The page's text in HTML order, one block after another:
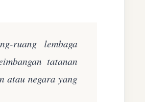
ruang lembaga
tatanan
atau negara yang